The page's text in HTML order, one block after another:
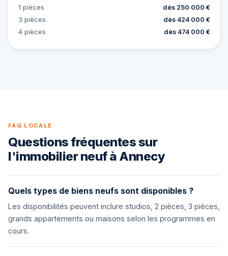
1 pièces
dès 250 000 €
3 pièces
dès 424 000 €
4 pièces
dès 474 000 €
FAQ LOCALE
Questions fréquentes sur
l'immobilier neuf à Annecy
Quels types de biens neufs sont disponibles ?
Les disponibilités peuvent inclure studios, 2 pièces, 3 pièces,
grands appartements ou maisons selon les programmes en
cours.